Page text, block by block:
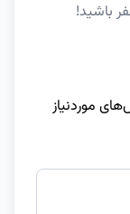
باشید!
موردنیاز